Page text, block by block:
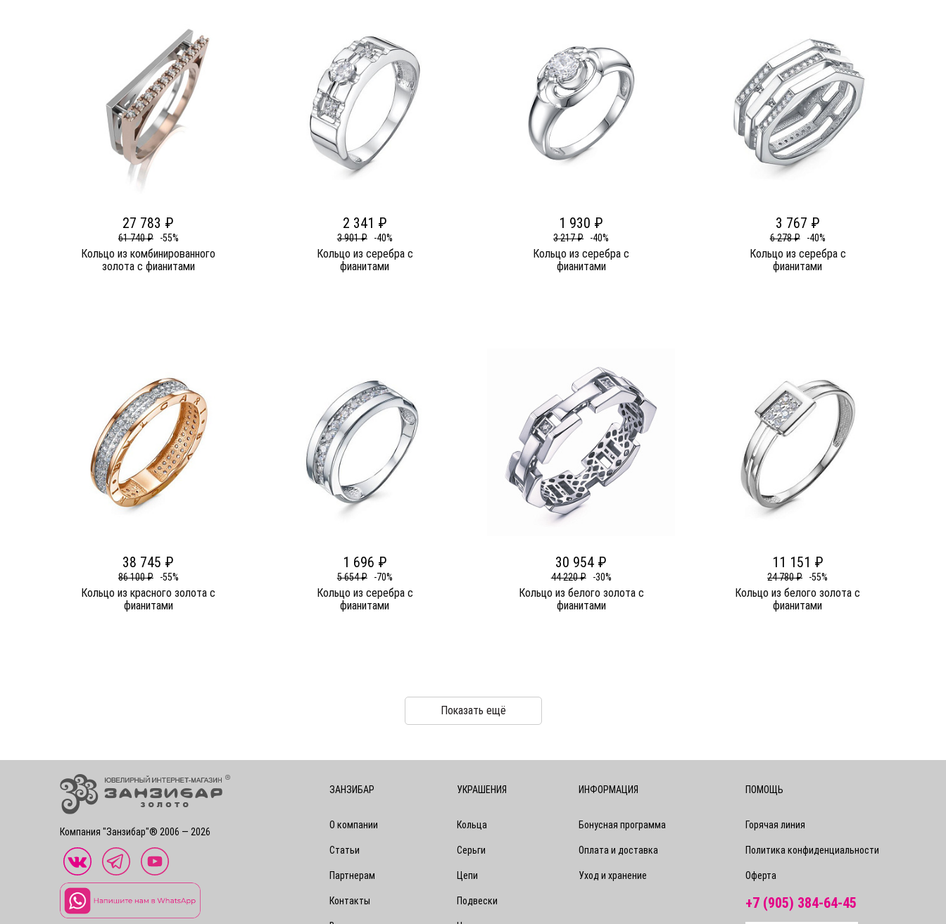
27 783 ₽
61 740 ₽ -55%
Кольцо из комбинированного
золота c фианитами
2 341 ₽
3 901 ₽ -40%
Кольцо из серебра c
фианитами
1 930 ₽
3 217 ₽ -40%
Кольцо из серебра c
фианитами
3 767 ₽
6 278 ₽ -40%
Кольцо из серебра c
фианитами
38 745 ₽
86 100 ₽ -55%
Кольцо из красного золота c
фианитами
1 696 ₽
5 654 ₽ -70%
Кольцо из серебра c
фианитами
30 954 ₽
44 220 ₽ -30%
Кольцо из белого золота c
фианитами
11 151 ₽
24 780 ₽ -55%
Кольцо из белого золота c
фианитами
Показать ещё
Компания "Занзибар"® 2006 — 2026
ЗАНЗИБАР
О компании
Статьи
Партнерам
Контакты
УКРАШЕНИЯ
Кольца
Серьги
Цепи
Подвески
ИНФОРМАЦИЯ
Бонусная программа
Оплата и доставка
Уход и хранение
ПОМОЩЬ
Горячая линия
Политика конфиденциальности
Оферта
+7 (905) 384-64-45